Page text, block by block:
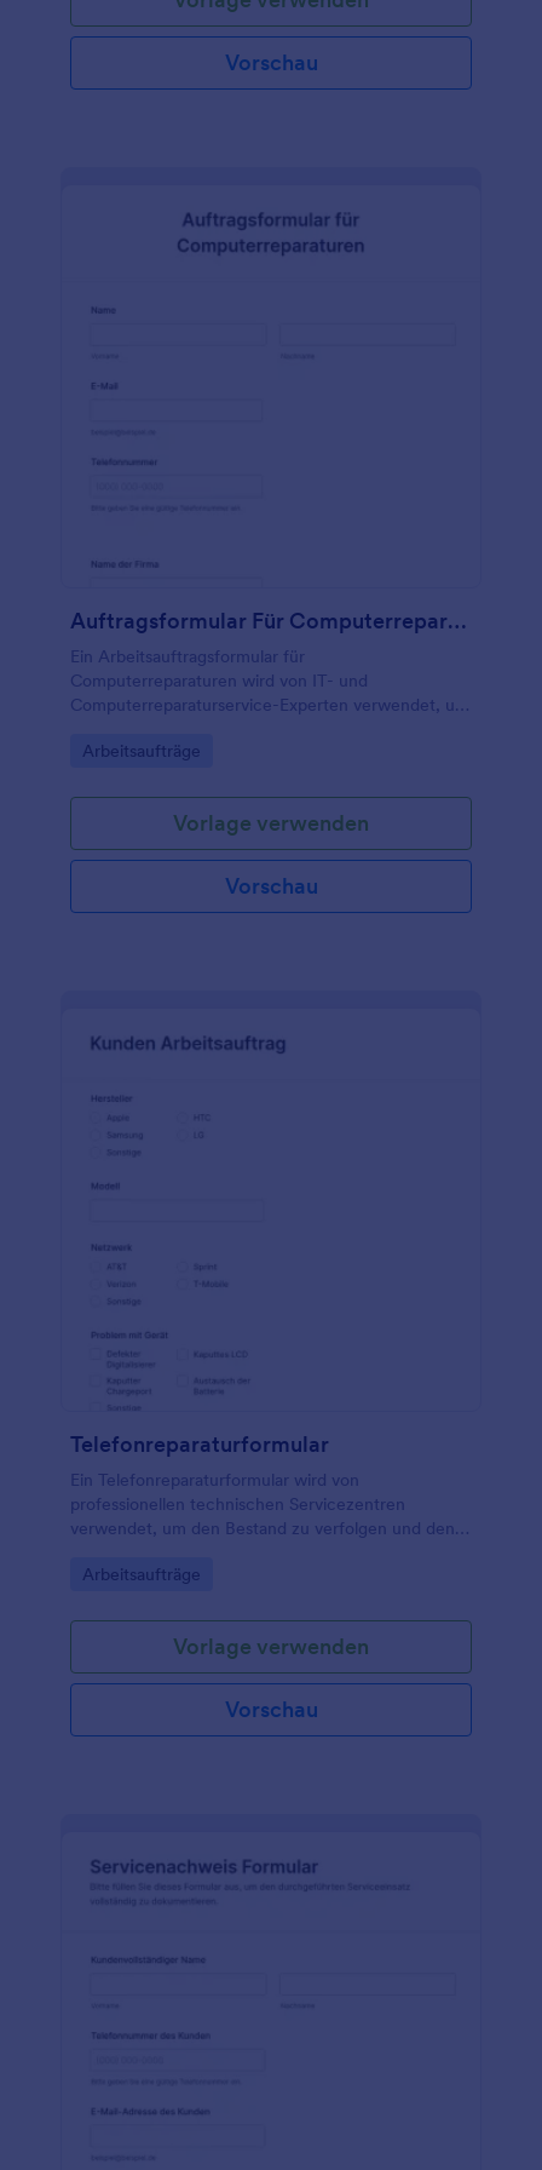
Vorschau
Auftragsformular Für Computerreparaturen
Ein Arbeitsauftragsformular für
Computerreparaturen wird von IT- und
Computerreparaturservice-Experten verwendet, um
nahtlos online anzunehmen.
Go to Category:
Arbeitsaufträge
Vorlage verwenden
Vorschau
Telefonreparaturformular
Ein Telefonreparaturformular wird von
professionellen technischen Servicezentren
verwendet, um den Bestand zu verfolgen und den
technischen Servicezentren unerlässlich, um
Vorlage für ein Telefonreparaturformular ist mit allen
notwendigen Feldern ausgestattet, um Ihren
Bestand zu erfassen, Serviceleistungen zu erbringen
und sogar Erinnerungen an Ihre Kunden zu senden,
um Termine zu vereinbaren. Passen Sie das Formular
Farben ändern oder Widgets hinzufügen, um
relevante Informationen zu erfassen und das
verwenden, können Sie die Eingaben auf jedem
Kundenanfragen problemlos verfolgen. Sie können
technischen Servicevorgänge besser analysieren
Go to Category:
Arbeitsaufträge
Vorlage verwenden
Vorschau